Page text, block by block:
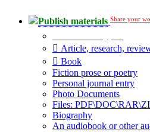
Publish materials Share your
Article, research,
Book
Fiction prose or poetry
Personal journal entry
Photo Documents
Files:
Biography
An audiobook or other